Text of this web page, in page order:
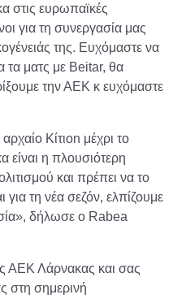
στις ευρωπαϊκές
για τη συνεργασία μας
της. Ευχόμαστε να
τα ματς με Βeitar, θα
την ΑΕΚ κ ευχόμαστε
Κίτιοn μέχρι το
η πλουσιότερη
και πρέπει να το
για τη νέα σεζόν, ελπίζουμε
δήλωσε o Rabea
ΑΕΚ Λάρνακας και σας
στη σημερινή